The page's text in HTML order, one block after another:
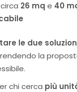
26 mq e 40
le due
la
chi cerca più